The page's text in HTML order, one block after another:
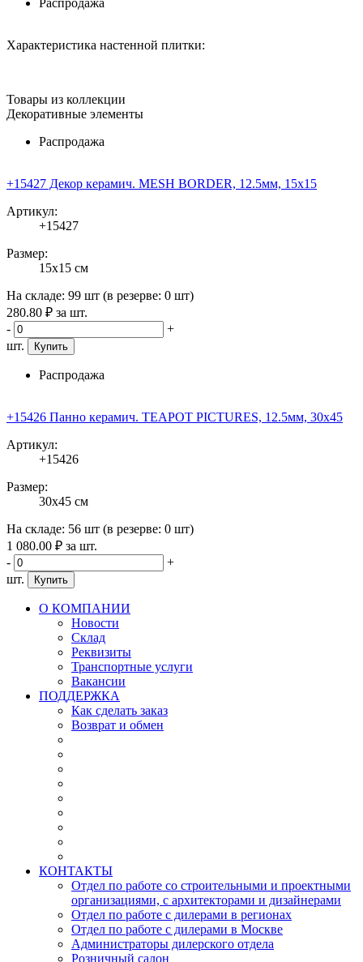
Распродажа
Характеристика настенной плитки:
Товары из коллекции
Декоративные элементы
Распродажа
+15427 Декор керамич. MESH BORDER, 12.5мм, 15x15
Артикул:
+15427
Размер:
15x15 см
На складе: 99 шт (в резерве: 0 шт)
280.80 ₽ за шт.
-
+
шт.
Купить
Распродажа
+15426 Панно керамич. TEAPOT PICTURES, 12.5мм, 30x45
Артикул:
+15426
Размер:
30x45 см
На складе: 56 шт (в резерве: 0 шт)
1 080.00 ₽ за шт.
-
+
шт.
Купить
О КОМПАНИИ
Новости
Склад
Реквизиты
Транспортные услуги
Вакансии
ПОДДЕРЖКА
Как сделать заказ
Возврат и обмен
КОНТАКТЫ
Отдел по работе со строительными и проектными
организациями, с архитекторами и дизайнерами
Отдел по работе с дилерами в регионах
Отдел по работе с дилерами в Москве
Администраторы дилерского отдела
Розничный салон